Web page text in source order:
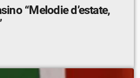
“Melodie d’estate,